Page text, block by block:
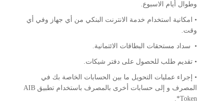
وطوال أيام الاسبوع.
• امكانية استخدام خدمة الانترنت البنكي من أي جهاز وفي أي
وقت.
• سداد مستحقات البطاقات الائتمانیة.
• تقديم طلب للحصول على دفتر شيكات.
• إجراء عملیات التحویل ما بين الحسابات الخاصة بك في
المصرف و إلى حسابات أخرى بالمصرف باستخدام تطبيق AIB
Token*.